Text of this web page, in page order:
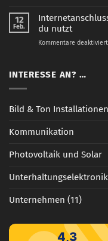
12
Feb.
du nutzt
Kommentare deaktiviert
INTERESSE AN? …
Bild & Ton Installationen
Kommunikation
Photovoltaik und Solar
Unterhaltungselektronik
Unternehmen (11)